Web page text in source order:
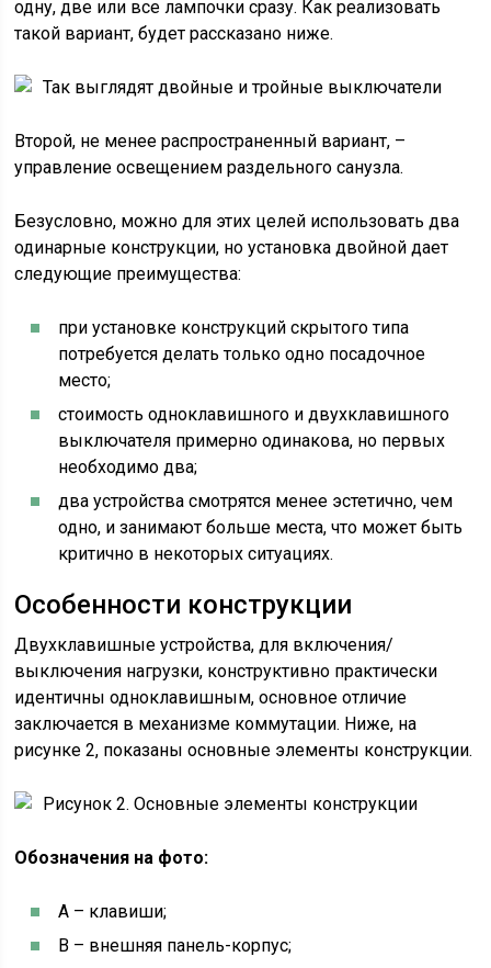
одну, две или все лампочки сразу. Как реализовать
такой вариант, будет рассказано ниже.
Так выглядят двойные и тройные выключатели
Второй, не менее распространенный вариант, –
управление освещением раздельного санузла.
Безусловно, можно для этих целей использовать два
одинарные конструкции, но установка двойной дает
следующие преимущества:
при установке конструкций скрытого типа
потребуется делать только одно посадочное
место;
стоимость одноклавишного и двухклавишного
выключателя примерно одинакова, но первых
необходимо два;
два устройства смотрятся менее эстетично, чем
одно, и занимают больше места, что может быть
критично в некоторых ситуациях.
Особенности конструкции
Двухклавишные устройства, для включения/
выключения нагрузки, конструктивно практически
идентичны одноклавишным, основное отличие
заключается в механизме коммутации. Ниже, на
рисунке 2, показаны основные элементы конструкции.
Рисунок 2. Основные элементы конструкции
Обозначения на фото:
А – клавиши;
В – внешняя панель-корпус;